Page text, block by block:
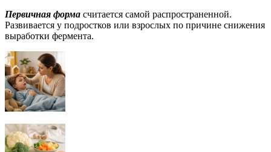
Первичная форма считается самой распространенной.
Развивается у подростков или взрослых по причине снижения
выработки фермента.